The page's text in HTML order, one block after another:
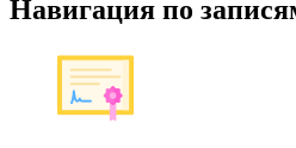
Навигация по